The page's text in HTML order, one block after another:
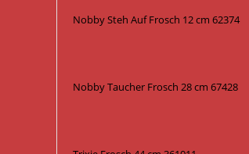
Nobby Steh Auf Frosch 12 cm 62374
Nobby Taucher Frosch 28 cm 67428